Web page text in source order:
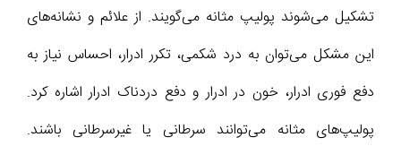
تشکیل می‌شوند پولیپ مثانه می‌گویند. از علائم و نشانه‌های
این مشکل می‌توان به درد شکمی، تکرر ادرار، احساس نیاز به
دفع فوری ادرار، خون در ادرار و دفع دردناک ادرار اشاره کرد.
پولیپ‌های مثانه می‌توانند سرطانی یا غیرسرطانی باشند.